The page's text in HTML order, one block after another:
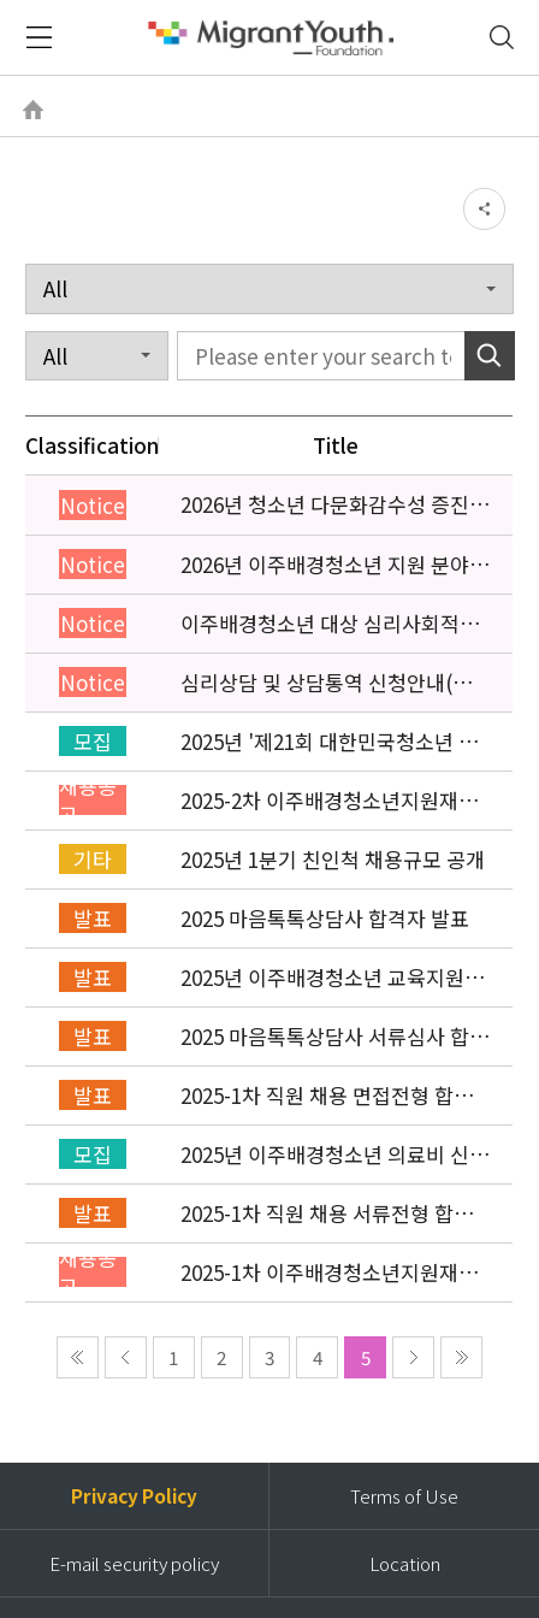
Classification Title
Notice
2026년 청소년 다문화감수성 증진
프로그램 「다가감」신청기관 안내
Notice
2026년 이주배경청소년 지원 분야
종사자 역량강화 교육 일정 안내
Notice
이주배경청소년 대상 심리사회적응
검사 연수동영상 개편 안내
Notice
심리상담 및 상담통역 신청안내(의뢰
서첨부)
모집
2025년 '제21회 대한민국청소년 박
람회' 이주배경청소년지원재단 홍보
운영 부스 자원봉사자 신청·접수
채용공
고
2025-2차 이주배경청소년지원재단
직원(개발협력부) 채용공고 (~5/6)
기타
2025년 1분기 친인척 채용규모 공개
발표
2025 마음톡톡상담사 합격자 발표
발표
2025년 이주배경청소년 교육지원사
업 레인보우스쿨 개설기관 선정 결과
발표
2025 마음톡톡상담사 서류심사 합격
자 발표
발표
2025-1차 직원 채용 면접전형 합격
자 발표 및 적격심사 안내
모집
2025년 이주배경청소년 의료비 신청
(1차) 안내
발표
2025-1차 직원 채용 서류전형 합격
자 발표 및 면접전형 안내
채용공
고
2025-1차 이주배경청소년지원재단
직원(개발협력부) 채용공고 (~2/2)
1 2 3 4 5
Privacy Policy Terms of Use
E-mail security policy Location